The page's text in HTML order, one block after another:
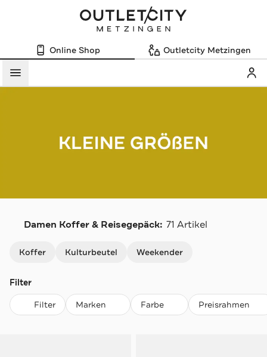
Online Shop Outletcity Metzingen
Menü
Damen Koffer & Reisegepäck: 71 Artikel
Koffer Kulturbeutel Weekender
Filter
Filter Marken Farbe Preisrahmen